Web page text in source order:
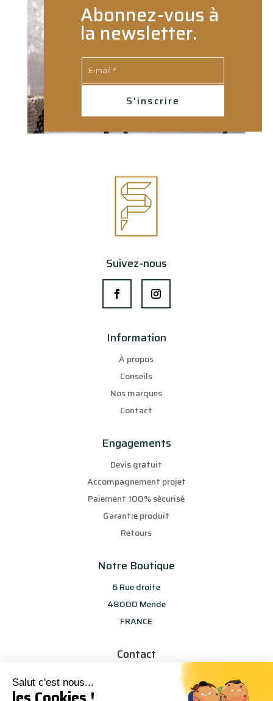
Salut c'est nous...
Abonnez-vous à
la newsletter.
S'inscrire
Suivez-nous
Information
À propos
Conseils
Nos marques
Contact
Engagements
Devis gratuit
Accompagnement projet
Paiement 100% sécurisé
Garantie produit
Retours
Notre Boutique
6 Rue droite
48000 Mende
FRANCE
Contact
info@les-selections-sandp.fr